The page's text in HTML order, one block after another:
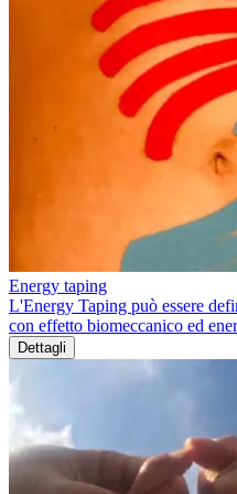
Energy taping
L'Energy Taping può essere
con effetto biomeccanico ed
Dettagli